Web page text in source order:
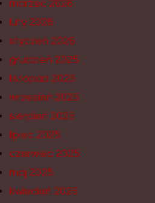
marzec 2026
luty 2026
styczeń 2026
grudzień 2025
listopad 2025
wrzesień 2025
sierpień 2025
lipiec 2025
czerwiec 2025
maj 2025
kwiecień 2025